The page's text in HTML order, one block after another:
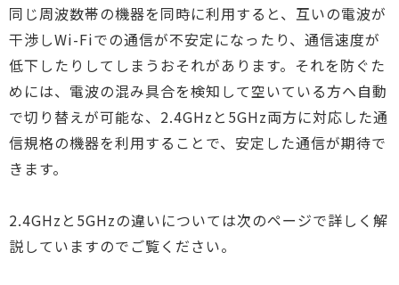
同じ周波数帯の機器を同時に利用すると、互いの電波が
干渉しWi-Fiでの通信が不安定になったり、通信速度が
低下したりしてしまうおそれがあります。それを防ぐた
めには、電波の混み具合を検知して空いている方へ自動
で切り替えが可能な、2.4GHzと5GHz両方に対応した通
信規格の機器を利用することで、安定した通信が期待で
きます。
2.4GHzと5GHzの違いについては次のページで詳しく解
説していますのでご覧ください。